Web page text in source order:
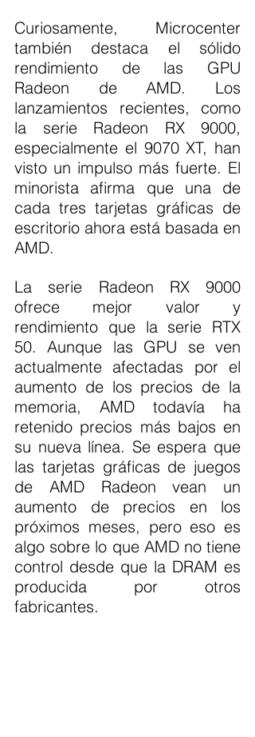
Curiosamente, Microcenter
también destaca el sólido
rendimiento de las GPU
Radeon de AMD. Los
lanzamientos recientes, como
la serie Radeon RX 9000,
especialmente el 9070 XT, han
visto un impulso más fuerte. El
minorista afirma que una de
cada tres tarjetas gráficas de
escritorio ahora está basada en
AMD.
La serie Radeon RX 9000
ofrece mejor valor y
rendimiento que la serie RTX
50. Aunque las GPU se ven
actualmente afectadas por el
aumento de los precios de la
memoria, AMD todavía ha
retenido precios más bajos en
su nueva línea. Se espera que
las tarjetas gráficas de juegos
de AMD Radeon vean un
aumento de precios en los
próximos meses, pero eso es
algo sobre lo que AMD no tiene
control desde que la DRAM es
producida por otros
fabricantes.